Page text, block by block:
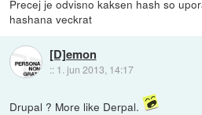
Precej je odvisno kaksen hash so
hashana veckrat
[D]emon
:: 1. jun 2013, 14:17
Drupal ? More like Derpal.